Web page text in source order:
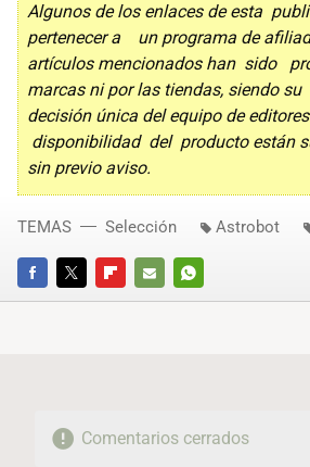
Algunos de los enlaces de esta
pertenecer a un programa de
artículos mencionados han sido
marcas ni por las tiendas, siendo
decisión única del equipo de
disponibilidad del producto están
sin previo aviso.
FACEBOOKTWITTERFLIPBOARD
E-
WHATSAPP
TEMAS Selección Astrobot
Comentarios cerrados